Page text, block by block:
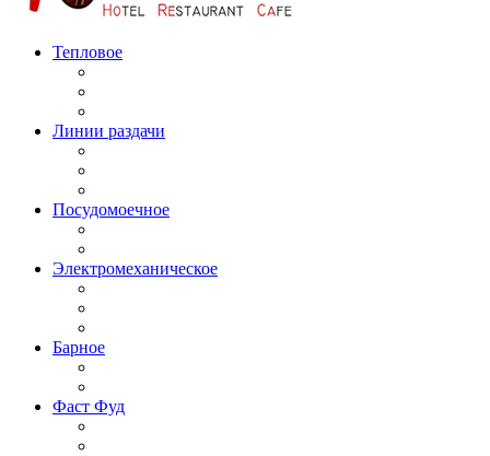
Тепловое
Линии раздачи
Посудомоечное
Электромеханическое
Барное
Фаст Фуд